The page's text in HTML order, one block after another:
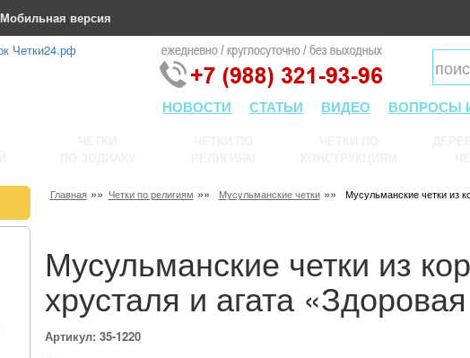
Мобильная версия
НОВОСТИ СТАТЬИ ВИДЕО ВОПРОСЫ
Главная»» Четки по религиям »» Мусульманские четки»» Мусульманские четки из
Мусульманские четки из
хрусталя и агата
Артикул: 35-1220